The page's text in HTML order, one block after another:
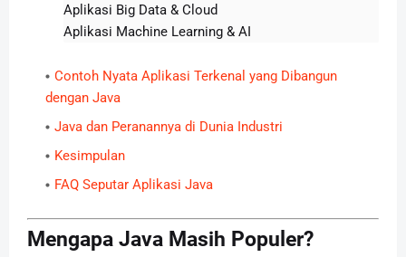
Aplikasi Big Data & Cloud
Aplikasi Machine Learning & AI
Contoh Nyata Aplikasi Terkenal yang Dibangun
dengan Java
Java dan Peranannya di Dunia Industri
Kesimpulan
FAQ Seputar Aplikasi Java
Mengapa Java Masih Populer?